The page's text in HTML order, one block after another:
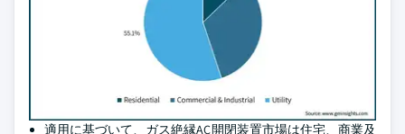
適用に基づいて、ガス絶縁AC開閉装置市場は住宅、商業及